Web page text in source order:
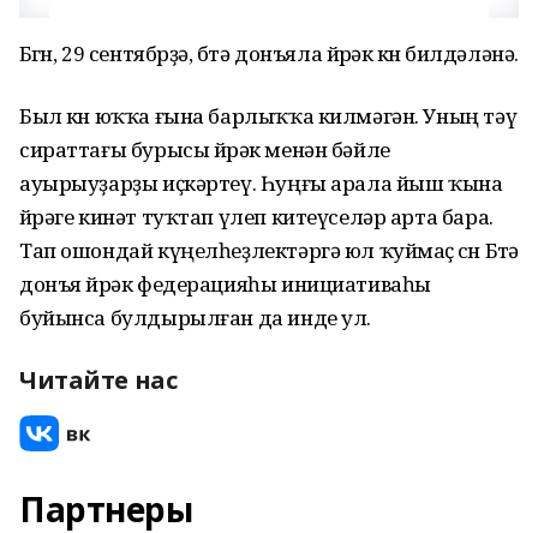
Бөгөн, 29 сентябрҙә, бөтә донъяла йөрәк көнө билдәләнә.
Был көн юҡҡа ғына барлыҡҡа килмәгән. Уның тәү
сираттағы бурысы йөрәк менән бәйле
ауырыуҙарҙы иҫкәртеү. Һуңғы арала йыш ҡына
йөрәге кинәт туҡтап үлеп китеүселәр арта бара.
Тап ошондай күңелһеҙлектәргә юл ҡуймаҫ өсөн Бөтә
донъя йөрәк федерацияһы инициативаһы
буйынса булдырылған да инде ул.
Читайте нас
Партнеры